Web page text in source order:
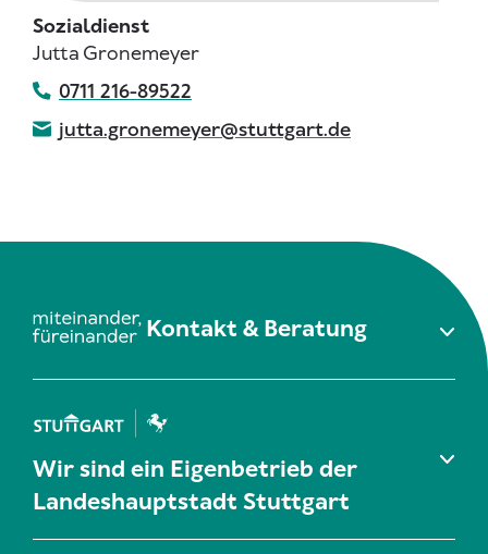
Sozialdienst
Jutta Gronemeyer
0711 216-89522
jutta.gronemeyer@stuttgart.de
Kontakt & Beratung
Wir sind ein Eigenbetrieb der
Landeshauptstadt Stuttgart